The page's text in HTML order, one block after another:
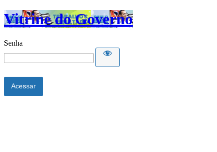
Vitrine do Governo
Senha